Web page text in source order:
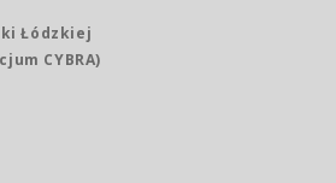
Łódzkiej
CYBRA)